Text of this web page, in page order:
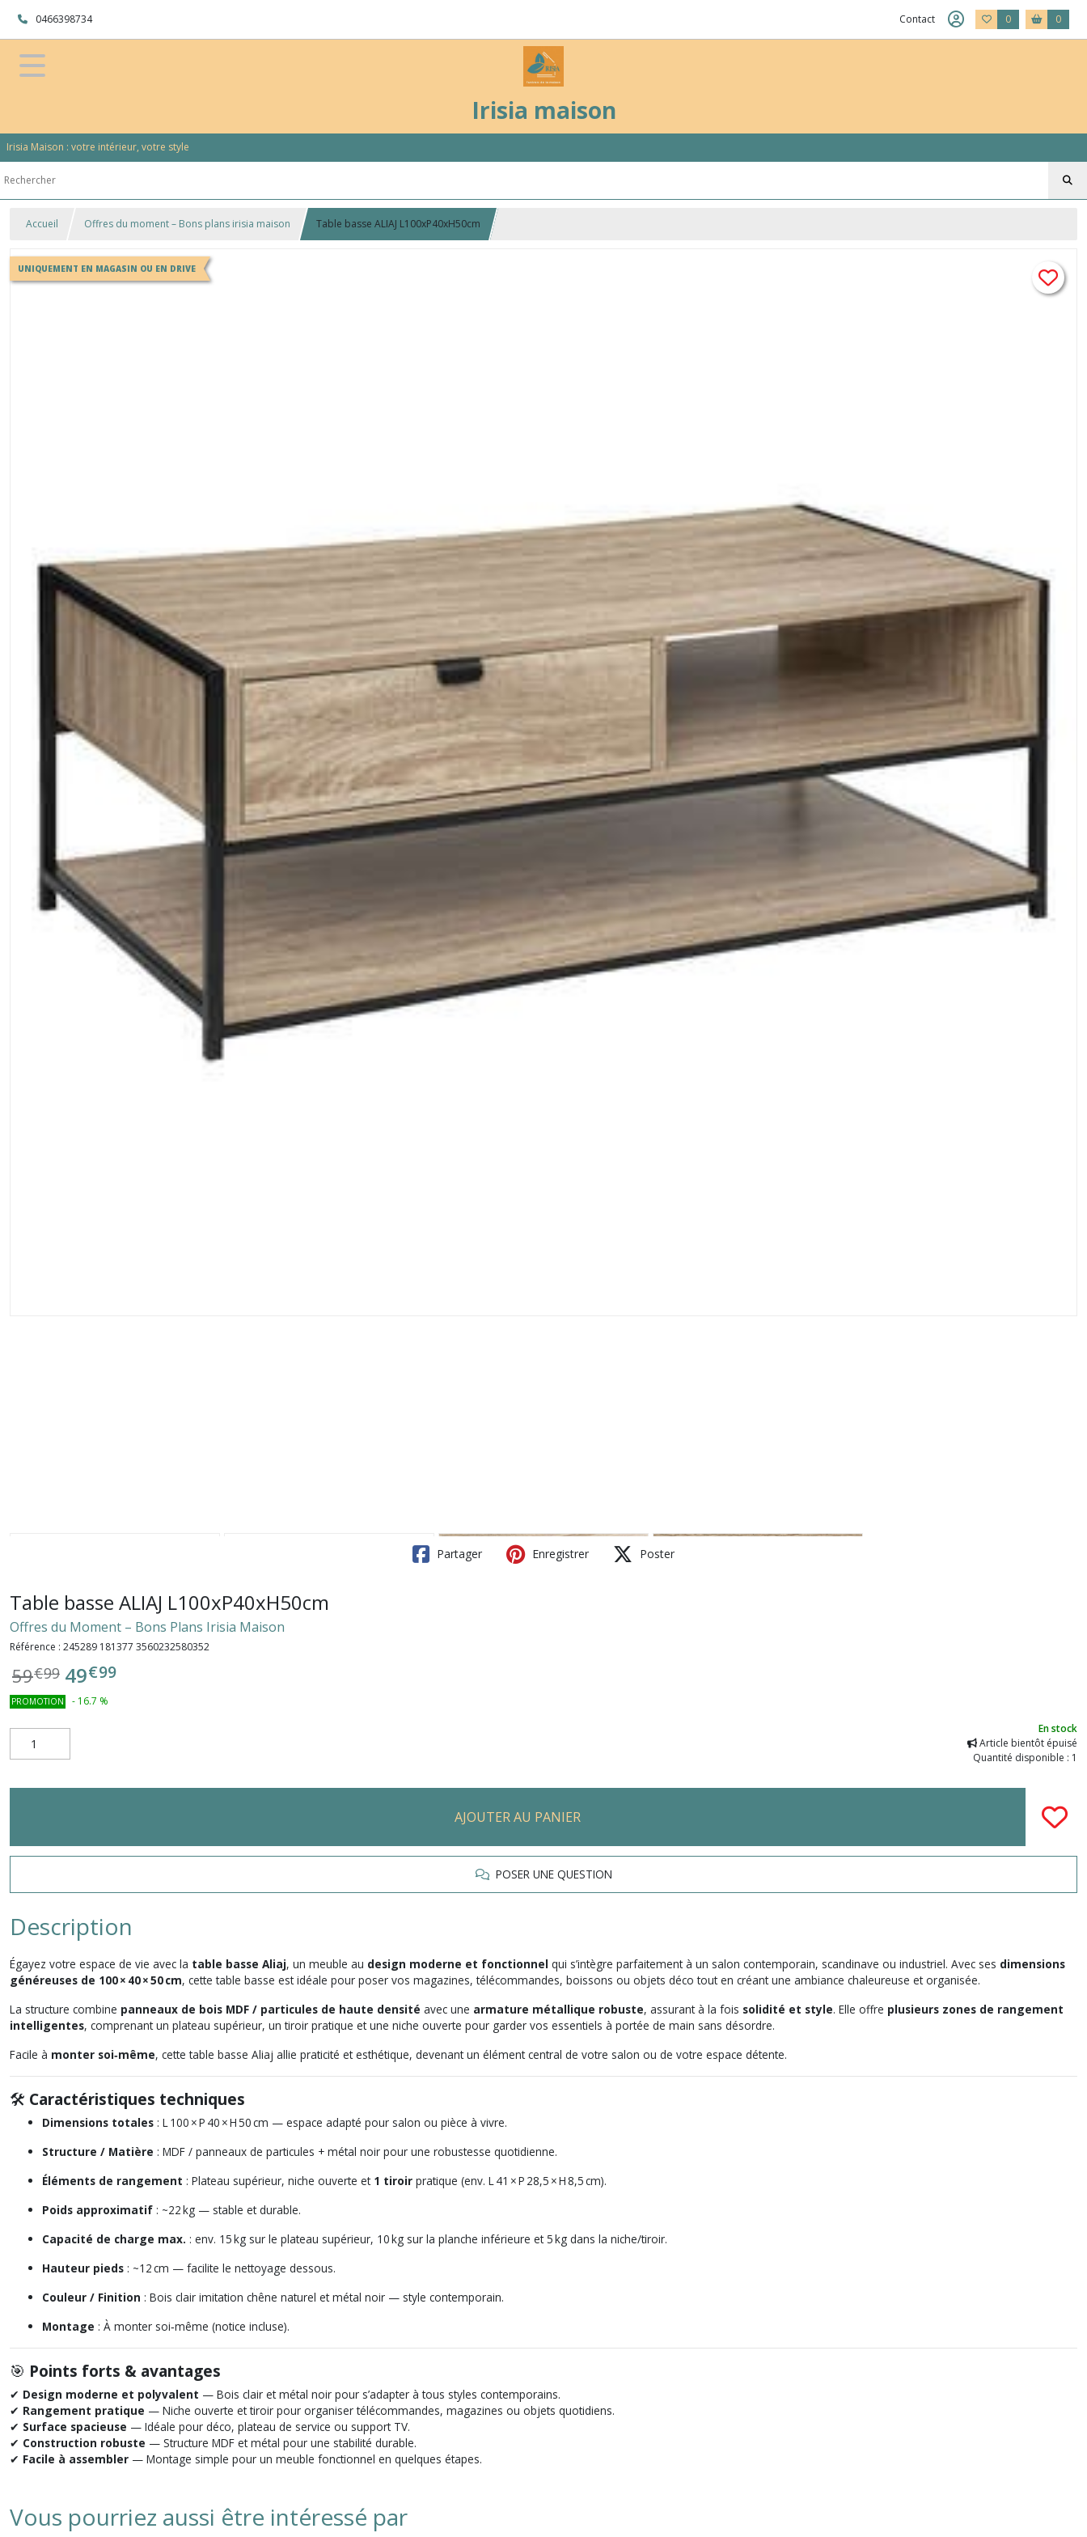
0466398734 Contact 0 0
Irisia maison
Irisia Maison : votre intérieur, votre style
Accueil Offres du moment – Bons plans irisia maison Table basse ALIAJ L100xP40xH50cm
UNIQUEMENT EN MAGASIN OU EN DRIVE
Partager Enregistrer Poster
Table basse ALIAJ L100xP40xH50cm
Offres du Moment – Bons Plans Irisia Maison
Référence : 245289 181377 3560232580352
59€99 49€99
PROMOTION - 16.7 %
En stock
Article bientôt épuisé
Quantité disponible : 1
AJOUTER AU PANIER
POSER UNE QUESTION
Description
Égayez votre espace de vie avec la table basse Aliaj, un meuble au design moderne et fonctionnel qui s’intègre parfaitement à un salon contemporain, scandinave ou industriel. Avec ses dimensions
généreuses de 100 × 40 × 50 cm, cette table basse est idéale pour poser vos magazines, télécommandes, boissons ou objets déco tout en créant une ambiance chaleureuse et organisée.
La structure combine panneaux de bois MDF / particules de haute densité avec une armature métallique robuste, assurant à la fois solidité et style. Elle offre plusieurs zones de rangement
intelligentes, comprenant un plateau supérieur, un tiroir pratique et une niche ouverte pour garder vos essentiels à portée de main sans désordre.
Facile à monter soi‑même, cette table basse Aliaj allie praticité et esthétique, devenant un élément central de votre salon ou de votre espace détente.
🛠 Caractéristiques techniques
Dimensions totales : L 100 × P 40 × H 50 cm — espace adapté pour salon ou pièce à vivre.
Structure / Matière : MDF / panneaux de particules + métal noir pour une robustesse quotidienne.
Éléments de rangement : Plateau supérieur, niche ouverte et 1 tiroir pratique (env. L 41 × P 28,5 × H 8,5 cm).
Poids approximatif : ~22 kg — stable et durable.
Capacité de charge max. : env. 15 kg sur le plateau supérieur, 10 kg sur la planche inférieure et 5 kg dans la niche/tiroir.
Hauteur pieds : ~12 cm — facilite le nettoyage dessous.
Couleur / Finition : Bois clair imitation chêne naturel et métal noir — style contemporain.
Montage : À monter soi‑même (notice incluse).
🎯 Points forts & avantages
✔ Design moderne et polyvalent — Bois clair et métal noir pour s’adapter à tous styles contemporains.
✔ Rangement pratique — Niche ouverte et tiroir pour organiser télécommandes, magazines ou objets quotidiens.
✔ Surface spacieuse — Idéale pour déco, plateau de service ou support TV.
✔ Construction robuste — Structure MDF et métal pour une stabilité durable.
✔ Facile à assembler — Montage simple pour un meuble fonctionnel en quelques étapes.
Vous pourriez aussi être intéressé par